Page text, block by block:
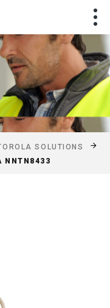
SOLUTIONS
NNTN8433